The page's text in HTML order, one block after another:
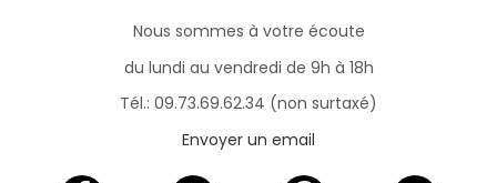
Nous sommes à votre écoute
du lundi au vendredi de 9h à 18h
Tél.: 09.73.69.62.34 (non surtaxé)
Envoyer un email